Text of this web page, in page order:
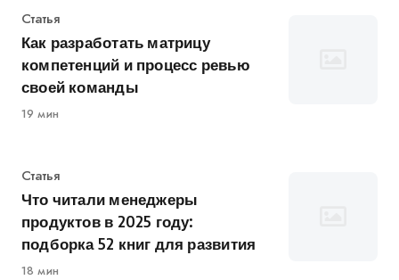
Категория
Статья
Как разработать матрицу
компетенций и процесс ревью
своей команды
19 мин
Категория
Статья
Что читали менеджеры
продуктов в 2025 году:
подборка 52 книг для развития
18 мин